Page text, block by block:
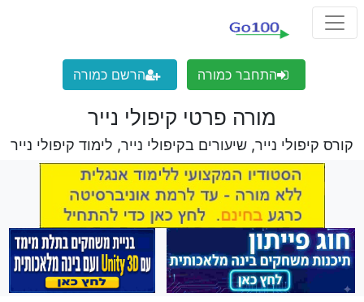
התחבר כמורה הרשם כמורה
מורה פרטי קיפולי נייר
קורס קיפולי נייר, שיעורים בקיפולי נייר, לימוד קיפולי נייר